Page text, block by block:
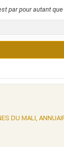
par pour autant
DU MALI,